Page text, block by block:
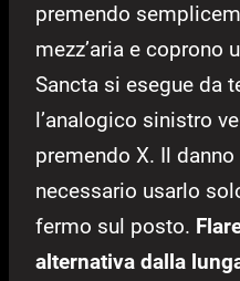
premendo
mezz’aria e coprono
Sancta si esegue da
l’analogico sinistro
premendo X. Il
necessario usarlo
fermo sul posto.
alternativa dalla